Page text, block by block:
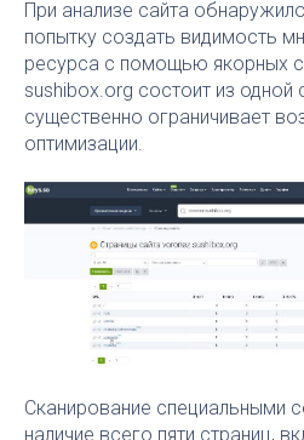
При анализе сайта
попытку создать видимость
ресурса с помощью якорных
sushibox.org состоит из одной
существенно ограничивает
оптимизации.
Сканирование специальными
наличие всего пяти страниц,